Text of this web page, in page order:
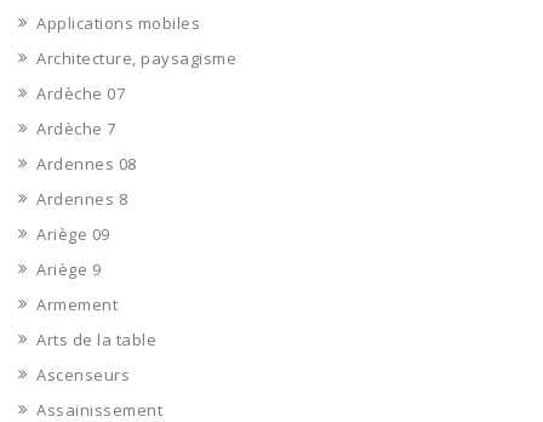
Applications mobiles
Architecture, paysagisme
Ardèche 07
Ardèche 7
Ardennes 08
Ardennes 8
Ariège 09
Ariège 9
Armement
Arts de la table
Ascenseurs
Assainissement